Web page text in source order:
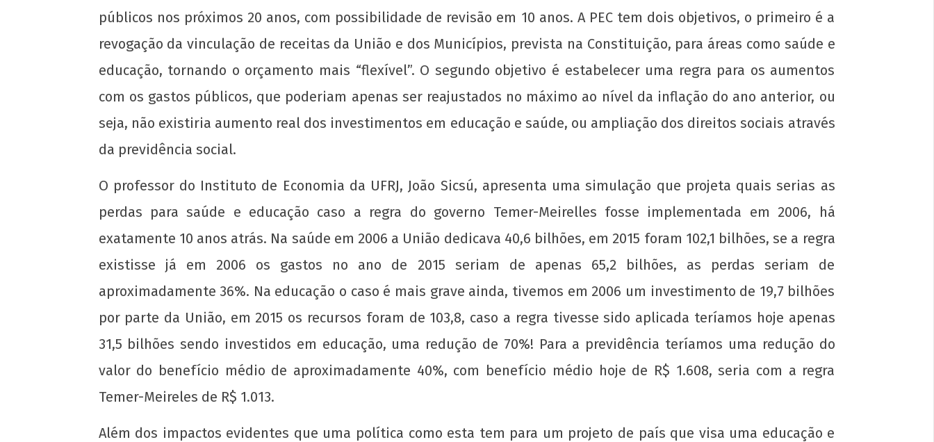
Provocações acerca do papel da extensão
universitária hoje
12 de
wp-
admin
A ascensão do velho e o recuo do novo:
que faz a juventude?
12 de
de
wp-
Teses da UJC e do MEP para 46º CONUBES
12 de
agosto
admin
públicos nos próximos 20 anos, com possibilidade de revisão em 10 anos. A PEC tem dois objetivos, o primeiro é a
revogação da vinculação de receitas da União e dos Municípios, prevista na Constituição, para áreas como saúde e
educação, tornando o orçamento mais “flexível”. O segundo objetivo é estabelecer uma regra para os aumentos
com os gastos públicos, que poderiam apenas ser reajustados no máximo ao nível da inflação do ano anterior, ou
seja, não existiria aumento real dos investimentos em educação e saúde, ou ampliação dos direitos sociais através
da previdência social.
O professor do Instituto de Economia da UFRJ, João Sicsú, apresenta uma simulação que projeta quais serias as
perdas para saúde e educação caso a regra do governo Temer-Meirelles fosse implementada em 2006, há
exatamente 10 anos atrás. Na saúde em 2006 a União dedicava 40,6 bilhões, em 2015 foram 102,1 bilhões, se a regra
existisse já em 2006 os gastos no ano de 2015 seriam de apenas 65,2 bilhões, as perdas seriam de
aproximadamente 36%. Na educação o caso é mais grave ainda, tivemos em 2006 um investimento de 19,7 bilhões
por parte da União, em 2015 os recursos foram de 103,8, caso a regra tivesse sido aplicada teríamos hoje apenas
31,5 bilhões sendo investidos em educação, uma redução de 70%! Para a previdência teríamos uma redução do
valor do benefício médio de aproximadamente 40%, com benefício médio hoje de R$ 1.608, seria com a regra
Temer-Meireles de R$ 1.013.
Além dos impactos evidentes que uma política como esta tem para um projeto de país que visa uma educação e